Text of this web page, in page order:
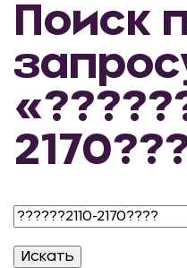
Поиск